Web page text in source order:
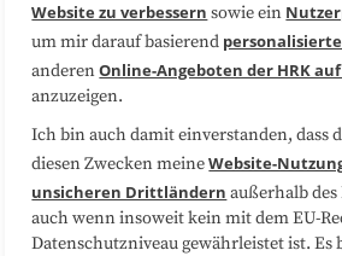
Datenschutzerklärung
Sitemap
Folgen Sie uns
Website zu verbessern sowie ein
um mir darauf basierend
anderenOnline-Angeboten der HRK
anzuzeigen.
Ich bin auch damit einverstanden, dass
diesen Zwecken meineWebsite-
unsicheren Drittländern außerhalb
auch wenn insoweit kein mit dem EU-
Datenschutzniveau gewährleistet ist. Es